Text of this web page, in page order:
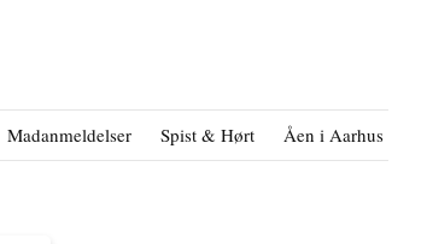
Madanmeldelser Spist & Hørt Åen i Aarhus